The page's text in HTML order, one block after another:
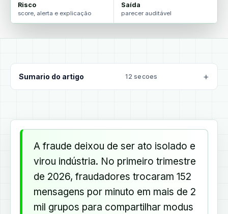
Risco
score, alerta e explicação
Saída
parecer auditável
Sumario do artigo 12 secoes
A fraude deixou de ser ato isolado e
virou indústria. No primeiro trimestre
de 2026, fraudadores trocaram 152
mensagens por minuto em mais de 2
mil grupos para compartilhar modus